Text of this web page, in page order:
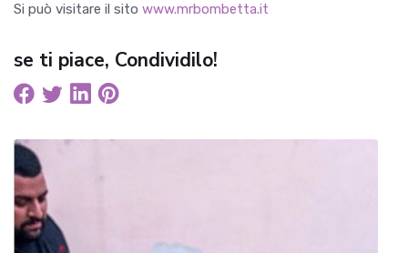
Si può visitare il sito www.mrbombetta.it
se ti piace, Condividilo!